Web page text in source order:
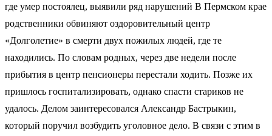
где умер постоялец, выявили ряд нарушений В Пермском крае
родственники обвиняют оздоровительный центр
«Долголетие» в смерти двух пожилых людей, где те
находились. По словам родных, через две недели после
прибытия в центр пенсионеры перестали ходить. Позже их
пришлось госпитализировать, однако спасти стариков не
удалось. Делом заинтересовался Александр Бастрыкин,
который поручил возбудить уголовное дело. В связи с этим в